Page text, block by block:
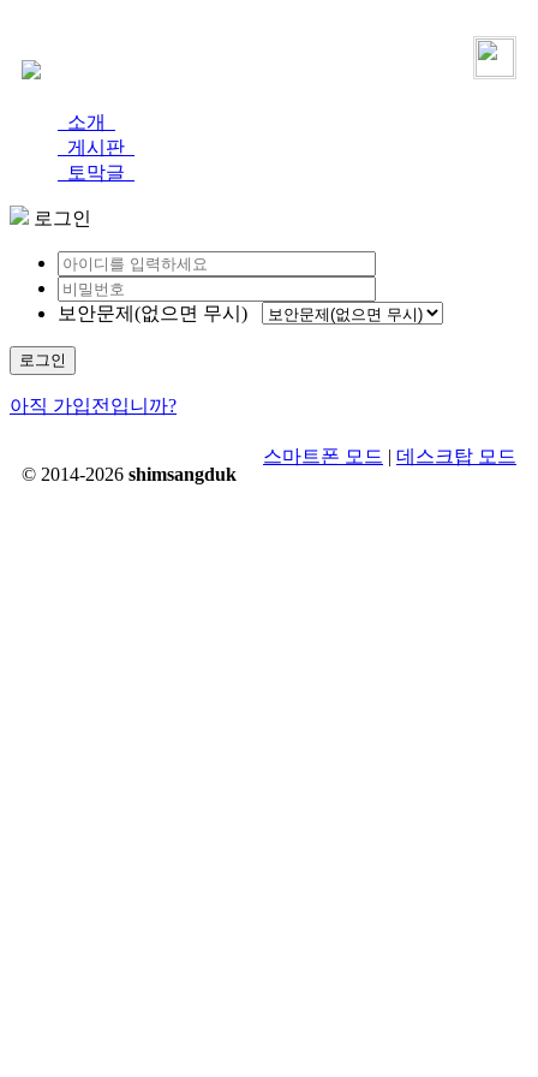
소개
게시판
토막글
로그인
보안문제(없으면 무시)
로그인
아직 가입전입니까?
© 2014-2026 shimsangduk
스마트폰 모드 | 데스크탑 모드